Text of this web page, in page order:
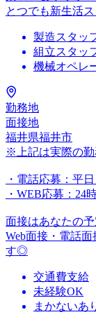
とつでも新生活
製造スタッ
組立スタッ
機械オペレ
勤務地
面接地
福井県福井市
※上記は実際の勤
・電話応募：平
・WEB応募：24
面接はあなたの
Web面接・電話
す◎
交通費支給
未経験OK
まかないあ